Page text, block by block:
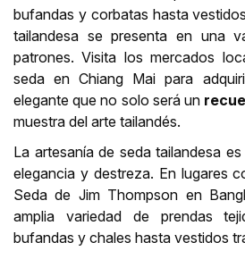
bufandas y corbatas hasta
tailandesa se presenta en una
patrones. Visita los mercados
seda en Chiang Mai para
elegante que no solo será un
muestra del arte tailandés.
La artesanía de seda tailandesa
elegancia y destreza. En lugares
Seda de Jim Thompson en
amplia variedad de prendas
bufandas y chales hasta vestidos